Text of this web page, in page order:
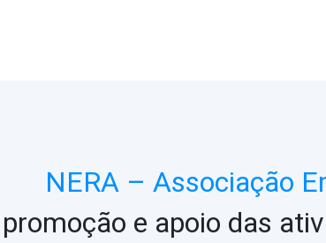
NERA – Associação
e apoio das